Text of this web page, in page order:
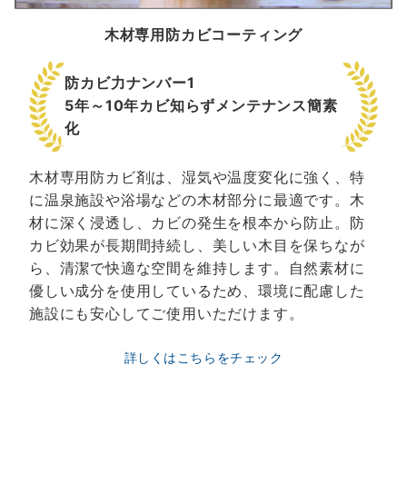
木材専用防カビコーティング
防カビ力ナンバー1
5年～10年カビ知らずメンテナンス簡素
化
木材専用防カビ剤は、湿気や温度変化に強く、特
に温泉施設や浴場などの木材部分に最適です。木
材に深く浸透し、カビの発生を根本から防止。防
カビ効果が長期間持続し、美しい木目を保ちなが
ら、清潔で快適な空間を維持します。自然素材に
優しい成分を使用しているため、環境に配慮した
施設にも安心してご使用いただけます。
詳しくはこちらをチェック